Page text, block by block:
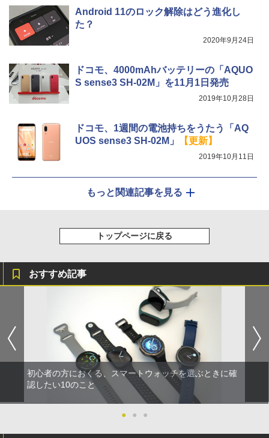
Android 11のロック解除はどう進化し
た？
2020年9月24日
ドコモ、4000mAhバッテリーの「AQUO
S sense3 SH-02M」を11月1日発売
2019年10月28日
ドコモ、1週間の電池持ちをうたう「AQ
UOS sense3 SH-02M」
【更新】
2019年10月11日
もっと関連記事を見る
トップページに戻る
おすすめ記事
初心者の方におくる、スマートウォッチを選ぶときに確
認したい10のこと
● ● ●